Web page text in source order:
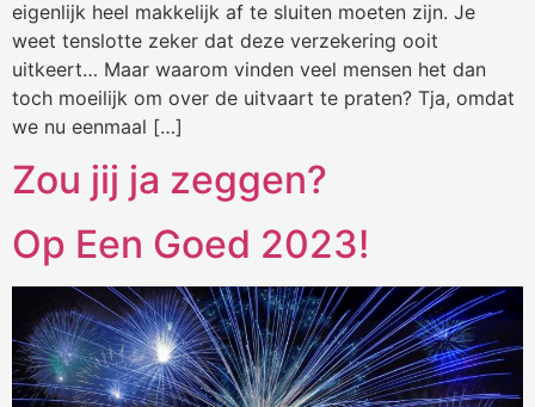
eigenlijk heel makkelijk af te sluiten moeten zijn. Je
weet tenslotte zeker dat deze verzekering ooit
uitkeert… Maar waarom vinden veel mensen het dan
toch moeilijk om over de uitvaart te praten? Tja, omdat
we nu eenmaal […]
Zou jij ja zeggen?
Op Een Goed 2023!